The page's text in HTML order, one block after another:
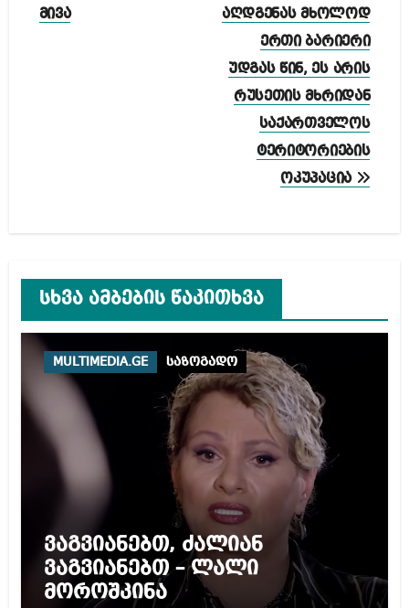
მივა
აღდგენას მხოლოდ
ერთი ბარიერი
უდგას წინ, ეს არის
რუსეთის მხრიდან
საქართველოს
ტერიტორიების
ოკუპაცია
სხვა ამბების წაკითხვა
MULTIMEDIA.GE საზოგადო
ვაგვიანებთ, ძალიან
ვაგვიანებთ – ლალი
მოროშკინა